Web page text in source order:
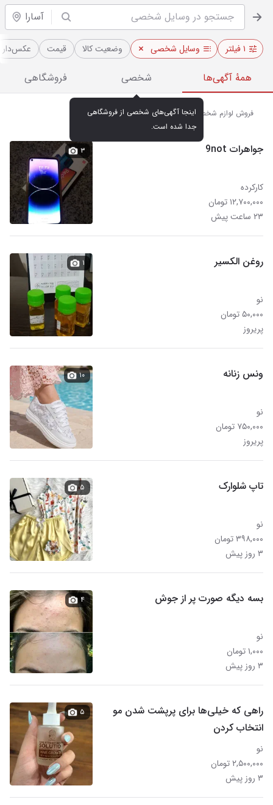
آسارا
۱ فیلتر وسایل شخصی وضعیت کالا قیمت عکس‌دار
همهٔ آگهی‌ها شخصی فروشگاهی
جدا شده است.
فروش لوازم شخصی نو و دست دوم در آسارا
جواهرات 9not
کارکرده
۱۲,۷۰۰,۰۰۰ تومان
۲۳ ساعت پیش
۳
روغن الکسیر
نو
۵۰,۰۰۰ تومان
پریروز
۱
ونس زنانه
نو
۷۵۰,۰۰۰ تومان
پریروز
۱۰
تاپ شلوارک
نو
۳۹۸,۰۰۰ تومان
۳ روز پیش
۵
بسه دیگه صورت پر از جوش
نو
۱,۰۰۰ تومان
۳ روز پیش
۴
راهی که خیلی‌ها برای پرپشت شدن مو
انتخاب کردن
نو
۲,۵۰۰,۰۰۰ تومان
۳ روز پیش
۵